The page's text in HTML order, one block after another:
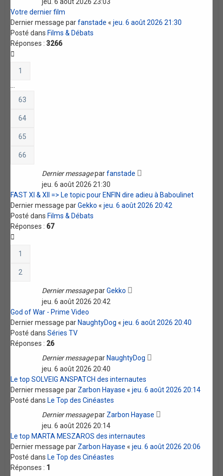
Votre dernier film
Dernier message parfanstade «jeu. 6 août 2026 21:30
Posté dansFilms & Débats
Réponses :3266
1
63
64
65
66
Dernier messageparfanstade
jeu. 6 août 2026 21:30
FAST XI & XII => Le topic pour ENFIN dire adieu à Baboulinet
Dernier message parGekko «jeu. 6 août 2026 20:42
Posté dansFilms & Débats
Réponses : 67
1
2
Dernier messageparGekko
jeu. 6 août 2026 20:42
God of War - Prime Video
Dernier message parNaughtyDog «jeu. 6 août 2026 20:40
Posté dansSéries TV
Réponses : 26
Dernier messageparNaughtyDog
jeu. 6 août 2026 20:40
Le top SOLVEIG ANSPATCH des internautes
Dernier message par Zarbon Hayase «jeu. 6 août 2026 20:14
Posté dansLe Top des Cinéastes
Dernier messagepar Zarbon Hayase
jeu. 6 août 2026 20:14
Le top MARTA MESZAROS des internautes
Dernier message par Zarbon Hayase «jeu. 6 août 2026 20:06
Posté dansLe Top des Cinéastes
Réponses : 1